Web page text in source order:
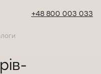
+48 800 003 033